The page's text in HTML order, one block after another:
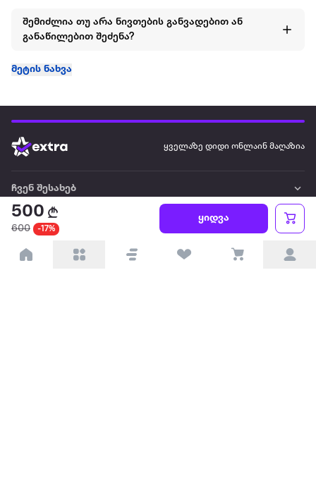
500
600 -17%
ყიდვა
შემიძლია თუ არა ნივთების განვადებით ან
განაწილებით შეძენა?
მეტის ნახვა
ყველაზე დიდი ონლაინ მაღაზია
ჩვენ შესახებ
წესები და პირობები
პარტნიორებისთვის